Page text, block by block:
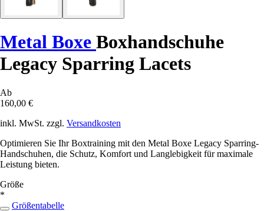
Metal Boxe Boxhandschuhe
Legacy Sparring Lacets
Ab
160,00 €
inkl. MwSt. zzgl. Versandkosten
Optimieren Sie Ihr Boxtraining mit den Metal Boxe Legacy Sparring-
Handschuhen, die Schutz, Komfort und Langlebigkeit für maximale
Leistung bieten.
Größe
*
Größentabelle